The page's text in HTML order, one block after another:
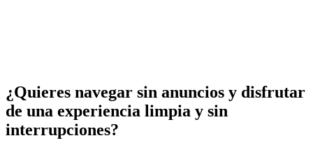
¿Quieres navegar sin anuncios y disfrutar
de una experiencia limpia y sin
interrupciones?